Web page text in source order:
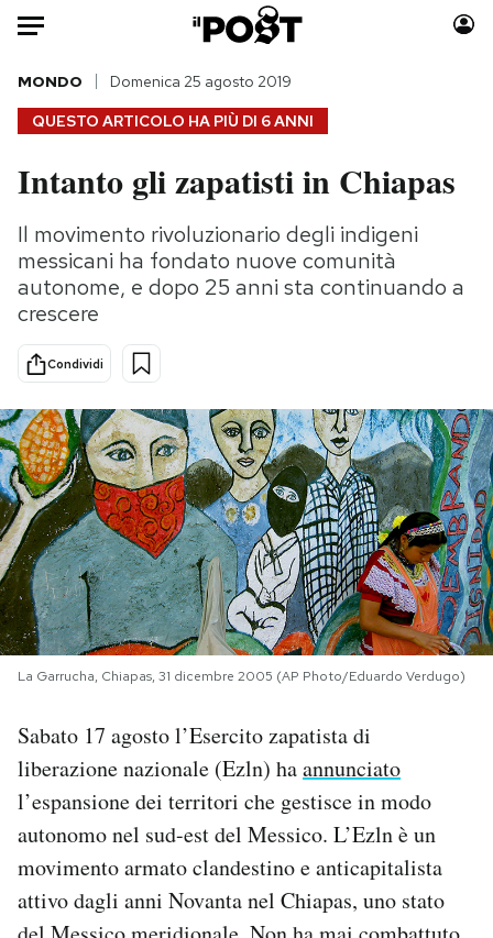
Auto
HOME
Italia
Politica
Internet
Scienza
Cultura
Economia
Sport
Moda
Consumismi
Storie/Idee
Altrecose
Mondiali calcio 2026
PODCAST
NEWSLETTER
I MIEI PREFERITI
CALENDARIO
AREA PERSONALE
QUESTO ARTICOLO HA PIÙ DI 6 ANNI
MONDO Domenica 25 agosto 2019
Intanto gli zapatisti in Chiapas
Il movimento rivoluzionario degli indigeni
messicani ha fondato nuove comunità
autonome, e dopo 25 anni sta continuando a
crescere
Condividi
La Garrucha, Chiapas, 31 dicembre 2005 (AP Photo/Eduardo Verdugo)
Sabato 17 agosto l’Esercito zapatista di
liberazione nazionale (Ezln) haannunciato
l’espansione dei territori che gestisce in modo
autonomo nel sud-est del Messico. L’Ezln è un
movimento armato clandestino e anticapitalista
attivo dagli anni Novanta nel Chiapas, uno stato